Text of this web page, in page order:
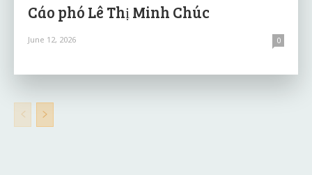
Cáo phó Lê Thị Minh Chúc
June 12, 2026 0